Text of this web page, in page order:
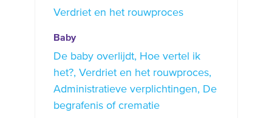
Verdriet en het rouwproces
Baby
De baby overlijdt
Hoe vertel ik
het? Verdriet en het rouwproces
Administratieve verplichtingen
De
begrafenis of crematie